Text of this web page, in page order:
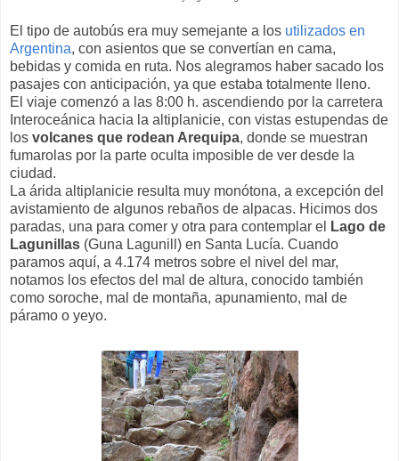
El tipo de autobús era muy semejante a los utilizados en
Argentina, con asientos que se convertían en cama,
bebidas y comida en ruta. Nos alegramos haber sacado los
pasajes con anticipación, ya que estaba totalmente lleno.
El viaje comenzó a las 8:00 h. ascendiendo por la carretera
Interoceánica hacia la altiplanicie, con vistas estupendas de
los volcanes que rodean Arequipa, donde se muestran
fumarolas por la parte oculta imposible de ver desde la
ciudad.
La árida altiplanicie resulta muy monótona, a excepción del
avistamiento de algunos rebaños de alpacas. Hicimos dos
paradas, una para comer y otra para contemplar el
Lago de
Lagunillas (Guna Lagunill) en Santa Lucía. Cuando
paramos aquí, a 4.174 metros sobre el nivel del mar,
notamos los efectos del mal de altura, conocido también
como soroche, mal de montaña, apunamiento, mal de
páramo o yeyo.